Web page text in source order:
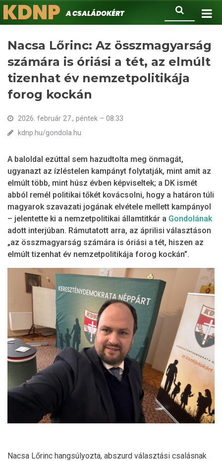
Ugrás
a
Keresés
KDNPA családokért.
Nacsa Lőrinc: Az összmagyarság
számára is óriási a tét, az elmúlt
tizenhat év nemzetpolitikája
forog kockán
2026. február 27., péntek – 08:33
kdnp.hu/gondola.hu
A baloldal ezúttal sem hazudtolta meg önmagát,
ugyanazt az ízléstelen kampányt folytatják, mint amit az
elmúlt több, mint húsz évben képviseltek; a DK ismét
abból remél politikai tőkét kovácsolni, hogy a határon túli
magyarok szavazati jogának elvétele mellett kampányol
– jelentette ki a nemzetpolitikai államtitkár a Gondolának
adott interjúban. Rámutatott arra, az áprilisi választáson
„az összmagyarság számára is óriási a tét, hiszen az
elmúlt tizenhat év nemzetpolitikája forog kockán”.
Nacsa Lőrinc hangsúlyozta, abszurd választási csalásnak